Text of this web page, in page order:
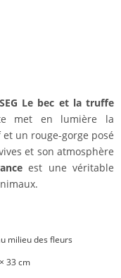
Le bec et la truffe
met en lumière la
un rouge-gorge posé
et son atmosphère
est une véritable
milieu des fleurs
33 cm